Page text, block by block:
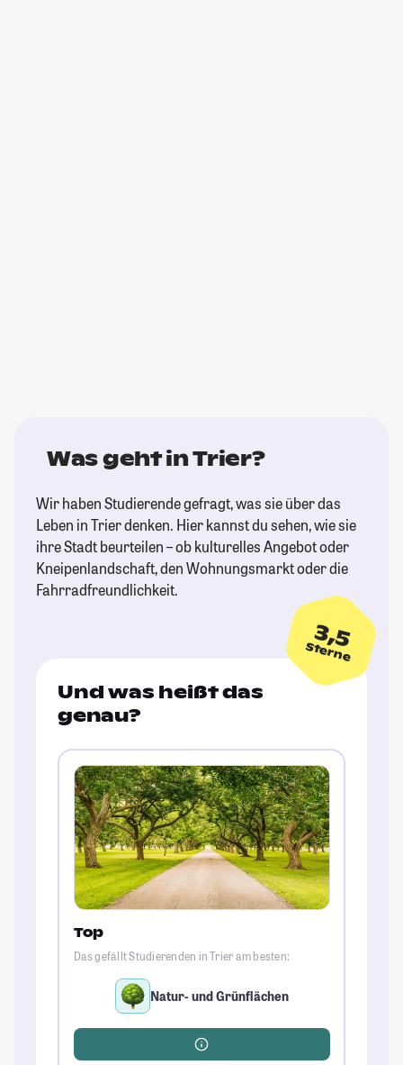
Was geht in Trier?
Wir haben Studierende gefragt, was sie über das
Leben in Trier denken. Hier kannst du sehen, wie sie
ihre Stadt beurteilen – ob kulturelles Angebot oder
Kneipenlandschaft, den Wohnungsmarkt oder die
Fahrradfreundlichkeit.
3,5
Sterne
Und was heißt das
genau?
Top
Das gefällt Studierenden in Trier am besten:
Natur- und Grünflächen